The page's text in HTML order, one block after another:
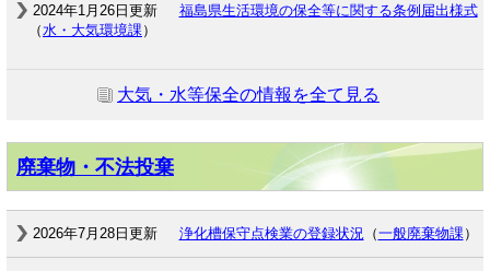
2024年1月26日更新
福島県生活環境の保全等に関する条例届出様式
（水・大気環境課 ）
大気・水等保全の情報を全て見る
廃棄物・不法投棄
2026年7月28日更新 浄化槽保守点検業の登録状況（一般廃棄物課）